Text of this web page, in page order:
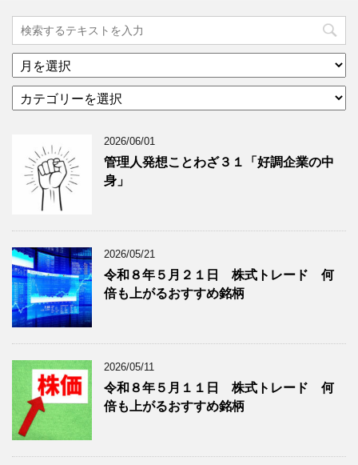
ア
ー
カ
イ
グ
記
事
を
表
示
テ
ー
ブ
ロ
グ
記
事
を
表
示
2026/06/01
管理人発想ことわざ３１「好調企業の中
身」
2026/05/21
令和８年５月２１日 株式トレード 何
倍も上がるおすすめ銘柄
2026/05/11
令和８年５月１１日 株式トレード 何
倍も上がるおすすめ銘柄